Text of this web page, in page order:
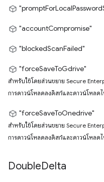
"accountCompromise"
"blockedScanFailed"
"forceSaveToGdrive"
สำหรับใช้โดยส่วนขยาย Secure
การดาวน์โหลดลงดิสก์และดาวน์โหลด
"forceSaveToOnedrive"
สำหรับใช้โดยส่วนขยาย Secure
การดาวน์โหลดลงดิสก์และดาวน์โหลด
DoubleDelta